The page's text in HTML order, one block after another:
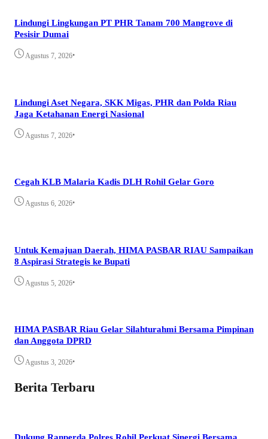
Lindungi Lingkungan PT PHR Tanam 700 Mangrove di
Pesisir Dumai
Agustus 7, 2026•
Lindungi Aset Negara, SKK Migas, PHR dan Polda Riau
Jaga Ketahanan Energi Nasional
Agustus 7, 2026•
Cegah KLB Malaria Kadis DLH Rohil Gelar Goro
Agustus 6, 2026•
Untuk Kemajuan Daerah, HIMA PASBAR RIAU Sampaikan
8 Aspirasi Strategis ke Bupati
Agustus 5, 2026•
HIMA PASBAR Riau Gelar Silahturahmi Bersama Pimpinan
dan Anggota DPRD
Agustus 3, 2026•
Berita Terbaru
Dukung Ranperda Polres Rohil Perkuat Sinergi Bersama